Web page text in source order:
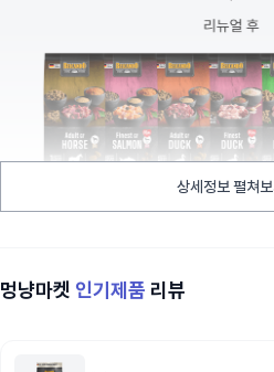
상세정보 펼쳐
멍냥마켓 인기제품 리뷰